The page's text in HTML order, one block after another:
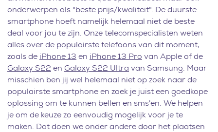
onderwerpen als "beste prijs/kwaliteit". De duurste
smartphone hoeft namelijk helemaal niet de beste
deal voor jou te zijn. Onze telecomspecialisten weten
alles over de populairste telefoons van dit moment,
zoals de iPhone 13 en iPhone 13 Pro van Apple of de
Galaxy S22 en Galaxy S22 Ultra van Samsung. Maar
misschien ben jij wel helemaal niet op zoek naar de
populairste smartphone en zoek je juist een goedkope
oplossing om te kunnen bellen en sms'en. We helpen
je om de keuze zo eenvoudig mogelijk voor je te
maken. Dat doen we onder andere door het plaatsen